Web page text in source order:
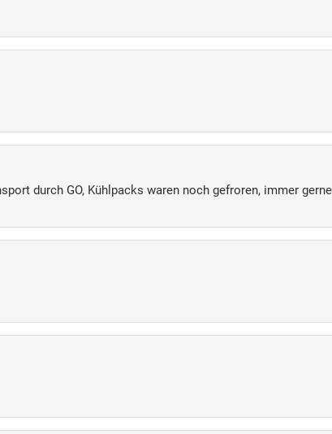
durch GO, Kühlpacks waren noch gefroren, immer